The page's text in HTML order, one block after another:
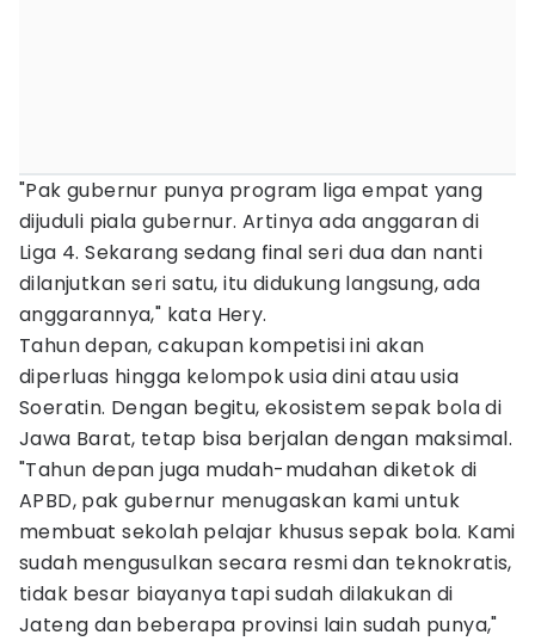
"Pak gubernur punya program liga empat yang
dijuduli piala gubernur. Artinya ada anggaran di
Liga 4. Sekarang sedang final seri dua dan nanti
dilanjutkan seri satu, itu didukung langsung, ada
anggarannya," kata Hery.
Tahun depan, cakupan kompetisi ini akan
diperluas hingga kelompok usia dini atau usia
Soeratin. Dengan begitu, ekosistem sepak bola di
Jawa Barat, tetap bisa berjalan dengan maksimal.
"Tahun depan juga mudah-mudahan diketok di
APBD, pak gubernur menugaskan kami untuk
membuat sekolah pelajar khusus sepak bola. Kami
sudah mengusulkan secara resmi dan teknokratis,
tidak besar biayanya tapi sudah dilakukan di
Jateng dan beberapa provinsi lain sudah punya,"